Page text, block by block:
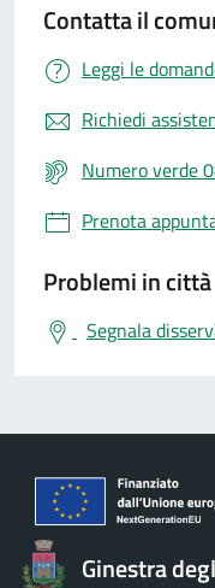
Contatta il
Leggi le
Richiedi
Numero verde
Prenota
Problemi in città
Segnala
Ginestra